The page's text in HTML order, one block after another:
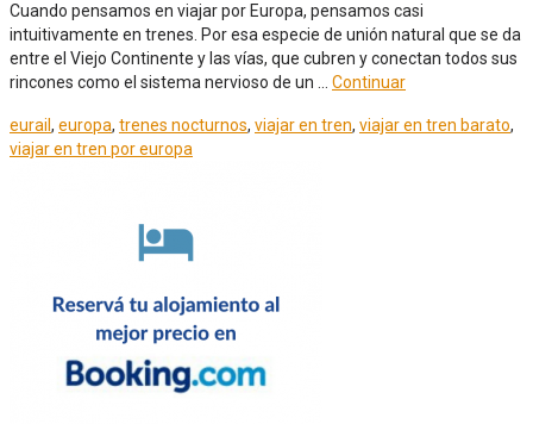
Cuando pensamos en viajar por Europa, pensamos casi
intuitivamente en trenes. Por esa especie de unión natural que se da
entre el Viejo Continente y las vías, que cubren y conectan todos sus
rincones como el sistema nervioso de un … Continuar
eurail , europa, trenes nocturnos, viajar en tren, viajar en tren barato,
viajar en tren por europa